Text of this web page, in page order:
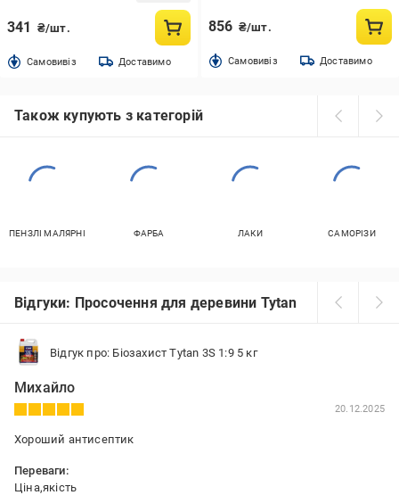
341 ₴/шт.
Cамовивіз Доставимо
856 ₴/шт.
Cамовивіз Доставимо
Також купують з категорій
ПЕНЗЛІ МАЛЯРНІ ФАРБА ЛАКИ САМОРІЗИ
Відгуки: Просочення для деревини Tytan
Відгук про: Біозахист Tytan 3S 1:9 5 кг
Михайло
20.12.2025
Хороший антисептик
Переваги:
Ціна,якість